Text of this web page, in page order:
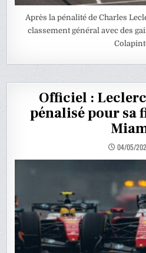
Après la pénalité de Charles
classement général avec des
Officiel :
pénalisé pour sa
04/05/